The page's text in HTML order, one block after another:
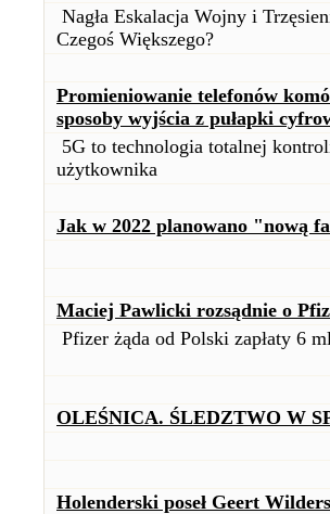
Nagła Eskalacja Wojny i
Czegoś Większego?
Promieniowanie telefonów
sposoby wyjścia z pułapki
5G to technologia totalnej
użytkownika
Jak w 2022 planowano "nową
Maciej Pawlicki rozsądnie o
Pfizer żąda od Polski zapłaty 6
OLEŚNICA. ŚLEDZTWO W
Holenderski poseł Geert